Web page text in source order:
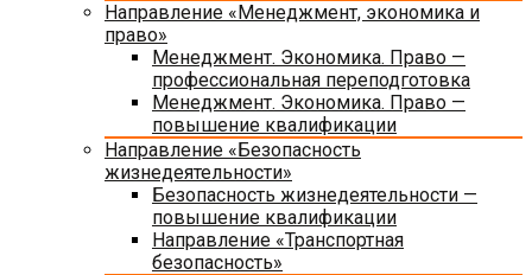
Направление «Менеджмент, экономика и
право»
Менеджмент. Экономика. Право —
профессиональная переподготовка
Менеджмент. Экономика. Право —
повышение квалификации
Направление «Безопасность
жизнедеятельности»
Безопасность жизнедеятельности —
повышение квалификации
Направление «Транспортная
безопасность»